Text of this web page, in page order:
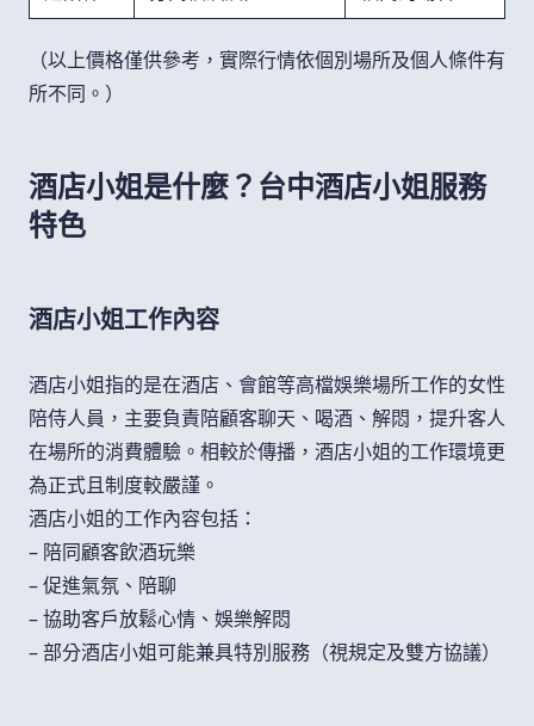
（以上價格僅供參考，實際行情依個別場所及個人條件有
所不同。）
酒店小姐是什麼？台中酒店小姐服務
特色
酒店小姐工作內容
酒店小姐指的是在酒店、會館等高檔娛樂場所工作的女性
陪侍人員，主要負責陪顧客聊天、喝酒、解悶，提升客人
在場所的消費體驗。相較於傳播，酒店小姐的工作環境更
為正式且制度較嚴謹。
酒店小姐的工作內容包括：
– 陪同顧客飲酒玩樂
– 促進氣氛、陪聊
– 協助客戶放鬆心情、娛樂解悶
– 部分酒店小姐可能兼具特別服務（視規定及雙方協議）